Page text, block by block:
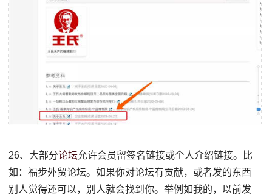
26、大部分论坛允许会员留签名链接或个人介绍链接。比
如：福步外贸论坛。如果你对论坛有贡献，或者发的东西
别人觉得还可以，别人就会找到你。举例如我的，以前发